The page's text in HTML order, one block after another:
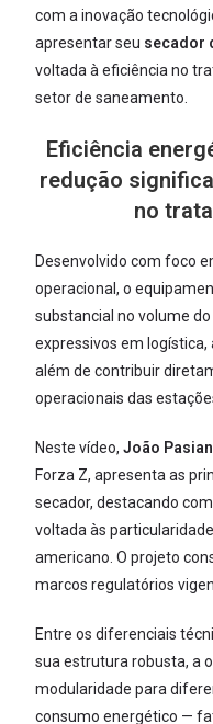
com a inovação
apresentar seu secador
voltada à eficiência no
setor de saneamento.
Eficiência
redução
no
Desenvolvido com foco
operacional, o
substancial no volume
expressivos em
além de contribuir
operacionais das
Neste vídeo,João
Forza Z, apresenta as
secador, destacando
voltada às
americano. O projeto
marcos regulatórios
Entre os diferenciais
sua estrutura robusta, a
modularidade para
consumo energético —